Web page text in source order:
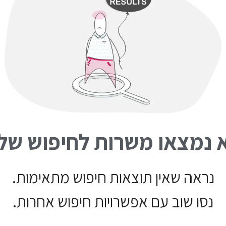
נמצאו משרות לחיפוש
נראה שאין תוצאות חיפוש מתאימות.
נסו שוב עם אפשרויות חיפוש אחרות.